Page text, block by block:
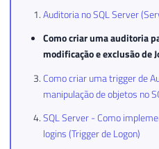
Auditoria no SQL Server
Como criar uma auditoria
modificação e exclusão de
Como criar uma trigger de
manipulação de objetos no
SQL Server - Como
logins (Trigger de Logon)